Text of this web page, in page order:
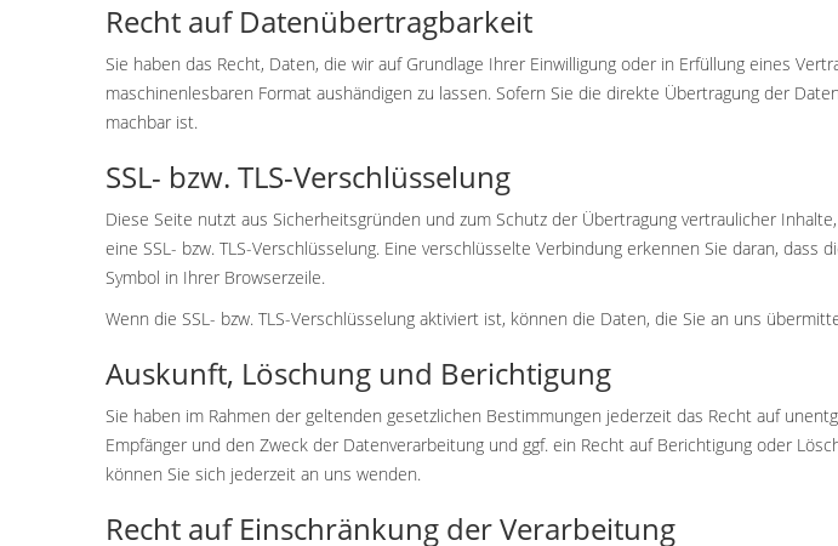
Recht auf Daten­übertrag­barkeit
Sie haben das Recht, Daten, die wir auf Grundlage Ihrer Einwilligung oder in Erfüllung eines
maschinenlesbaren Format aushändigen zu lassen. Sofern Sie die direkte Übertragung der
machbar ist.
SSL- bzw. TLS-Verschlüsselung
Diese Seite nutzt aus Sicherheitsgründen und zum Schutz der Übertragung vertraulicher
eine SSL- bzw. TLS-Verschlüsselung. Eine verschlüsselte Verbindung erkennen Sie daran,
Symbol in Ihrer Browserzeile.
Wenn die SSL- bzw. TLS-Verschlüsselung aktiviert ist, können die Daten, die Sie an uns
Auskunft, Löschung und Berichtigung
Sie haben im Rahmen der geltenden gesetzlichen Bestimmungen jederzeit das Recht auf
Empfänger und den Zweck der Datenverarbeitung und ggf. ein Recht auf Berichtigung oder
können Sie sich jederzeit an uns wenden.
Recht auf Einschränkung der Verarbeitung